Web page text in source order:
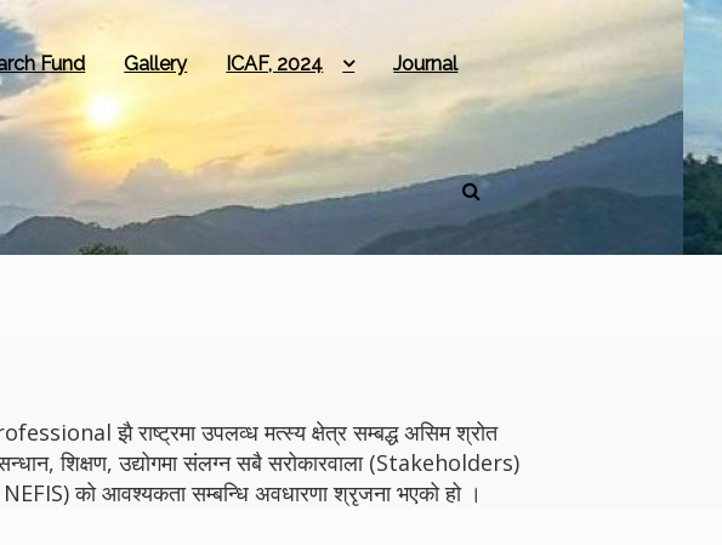
Fund Gallery ICAF, 2024 Journal
झै राष्ट्रमा उपलव्ध मत्स्य क्षेत्र सम्बद्ध असिम श्रोत
शिक्षण, उद्योगमा संलग्न सबै सरोकारवाला (Stakeholders)
को आवश्यकता सम्बन्धि अवधारणा श्रृजना भएको हो ।